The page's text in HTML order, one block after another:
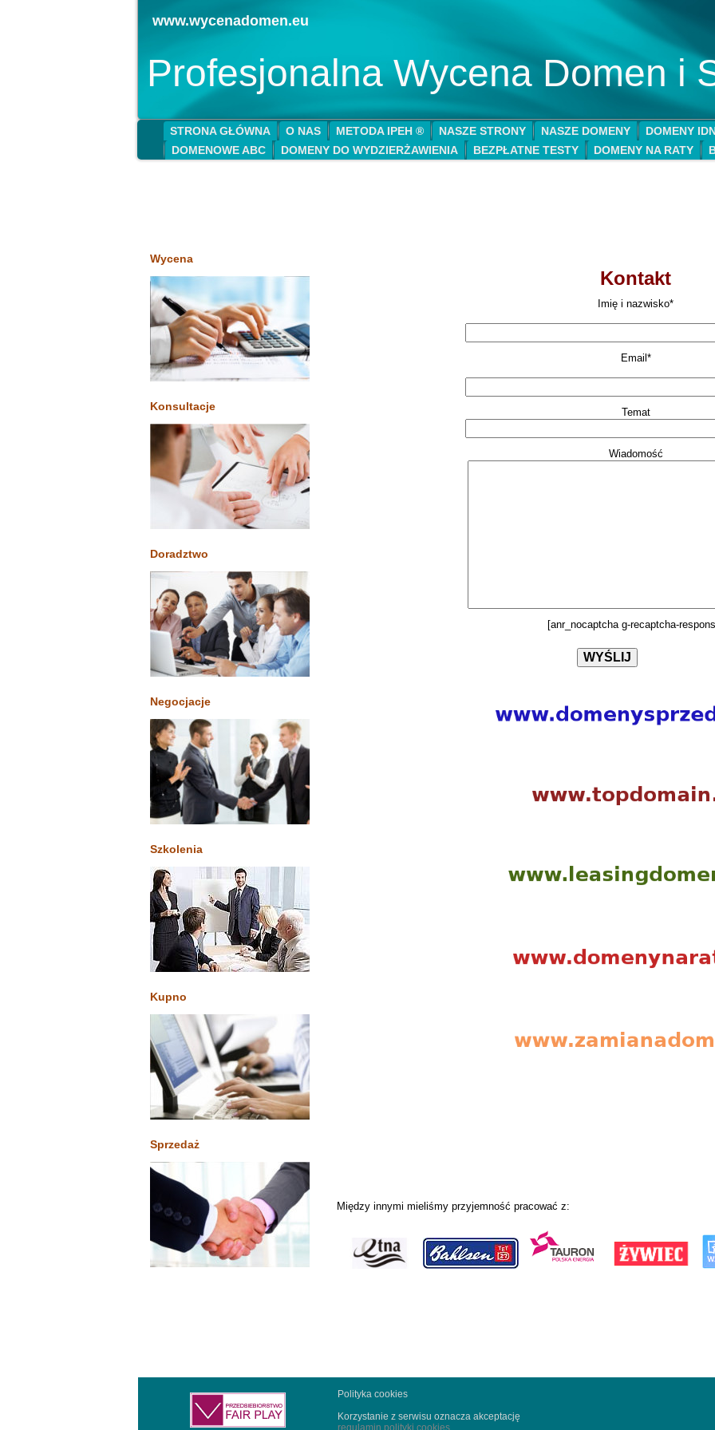
Profesjonalna Wycena Domen i
www.wycenadomen.eu
STRONA GŁÓWNA O NAS METODA IPEH ® NASZE STRONY NASZE DOMENY
DOMENY
DOMENOWE ABC
DOMENY DO WYDZIERŻAWIENIA BEZPŁATNE TESTY DOMENY NA RATY
Wycena
Konsultacje
Doradztwo
Negocjacje
Szkolenia
Kupno
Sprzedaż
Kontakt
Imię i nazwisko*
Email*
Temat
Wiadomość
[anr_nocaptcha g-recaptcha-
Między innymi mieliśmy przyjemność pracować z:
Polityka cookies
Korzystanie z serwisu oznacza akceptację
regulamin polityki cookies